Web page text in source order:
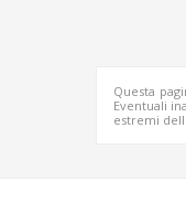
Questa
Eventuali
estremi